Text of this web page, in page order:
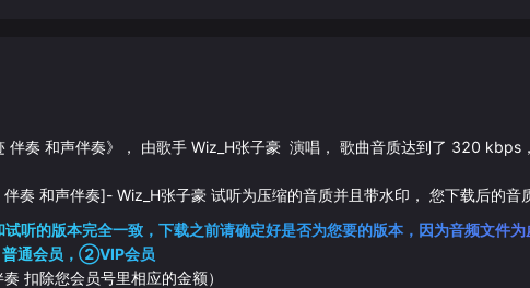
伴奏 和声伴奏》， 由歌手 Wiz_H张子豪 演唱， 歌曲音质达到了 320 kbps
奏 和声伴奏]- Wiz_H张子豪 试听为压缩的音质并且带水印， 您下载后的音
听的版本完全一致，下载之前请确定好是否为您要的版本，因为音频文件为
通会员，②VIP会员
扣除您会员号里相应的金额）